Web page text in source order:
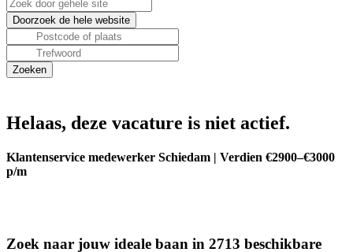
Helaas, deze vacature is niet actief.
Klantenservice medewerker Schiedam | Verdien €2900–€3000
p/m
Zoek naar jouw ideale baan in 2713 beschikbare